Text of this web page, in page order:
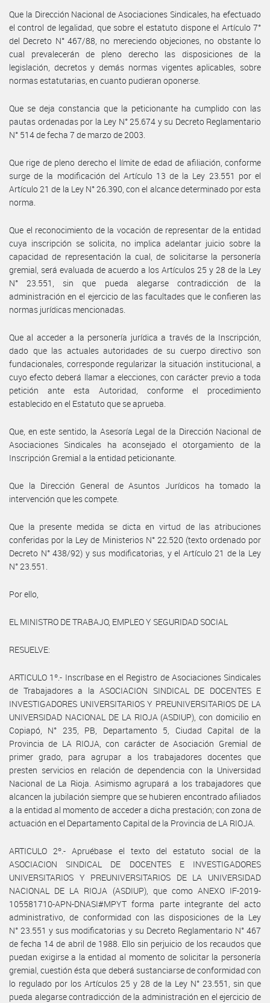
Que la Dirección Nacional de Asociaciones Sindicales, ha efectuado
el control de legalidad, que sobre el estatuto dispone el Artículo 7°
del Decreto N° 467/88, no mereciendo objeciones, no obstante lo
cual prevalecerán de pleno derecho las disposiciones de la
legislación, decretos y demás normas vigentes aplicables, sobre
normas estatutarias, en cuanto pudieran oponerse.
Que se deja constancia que la peticionante ha cumplido con las
pautas ordenadas por la Ley N° 25.674 y su Decreto Reglamentario
N° 514 de fecha 7 de marzo de 2003.
Que rige de pleno derecho el límite de edad de afiliación, conforme
surge de la modificación del Artículo 13 de la Ley 23.551 por el
Artículo 21 de la Ley N° 26.390, con el alcance determinado por esta
norma.
Que el reconocimiento de la vocación de representar de la entidad
cuya inscripción se solicita, no implica adelantar juicio sobre la
capacidad de representación la cual, de solicitarse la personería
gremial, será evaluada de acuerdo a los Artículos 25 y 28 de la Ley
N° 23.551, sin que pueda alegarse contradicción de la
administración en el ejercicio de las facultades que le confieren las
normas jurídicas mencionadas.
Que al acceder a la personería jurídica a través de la Inscripción,
dado que las actuales autoridades de su cuerpo directivo son
fundacionales, corresponde regularizar la situación institucional, a
cuyo efecto deberá llamar a elecciones, con carácter previo a toda
petición ante esta Autoridad, conforme el procedimiento
establecido en el Estatuto que se aprueba.
Que, en este sentido, la Asesoría Legal de la Dirección Nacional de
Asociaciones Sindicales ha aconsejado el otorgamiento de la
Inscripción Gremial a la entidad peticionante.
Que la Dirección General de Asuntos Jurídicos ha tomado la
intervención que les compete.
Que la presente medida se dicta en virtud de las atribuciones
conferidas por la Ley de Ministerios N° 22.520 (texto ordenado por
Decreto N° 438/92) y sus modificatorias, y el Artículo 21 de la Ley
N° 23.551.
Por ello,
EL MINISTRO DE TRABAJO, EMPLEO Y SEGURIDAD SOCIAL
RESUELVE:
ARTICULO 1º.- Inscríbase en el Registro de Asociaciones Sindicales
de Trabajadores a la ASOCIACION SINDICAL DE DOCENTES E
INVESTIGADORES UNIVERSITARIOS Y PREUNIVERSITARIOS DE LA
UNIVERSIDAD NACIONAL DE LA RIOJA (ASDIUP), con domicilio en
Copiapó, N° 235, PB, Departamento 5, Ciudad Capital de la
Provincia de LA RIOJA, con carácter de Asociación Gremial de
primer grado, para agrupar a los trabajadores docentes que
presten servicios en relación de dependencia con la Universidad
Nacional de La Rioja. Asimismo agrupará a los trabajadores que
alcancen la jubilación siempre que se hubieren encontrado afiliados
a la entidad al momento de acceder a dicha prestación; con zona de
actuación en el Departamento Capital de la Provincia de LA RIOJA.
ARTICULO 2º.- Apruébase el texto del estatuto social de la
ASOCIACION SINDICAL DE DOCENTES E INVESTIGADORES
UNIVERSITARIOS Y PREUNIVERSITARIOS DE LA UNIVERSIDAD
NACIONAL DE LA RIOJA (ASDIUP), que como ANEXO IF-2019-
105581710-APN-DNASI#MPYT forma parte integrante del acto
administrativo, de conformidad con las disposiciones de la Ley
N° 23.551 y sus modificatorias y su Decreto Reglamentario N° 467
de fecha 14 de abril de 1988. Ello sin perjuicio de los recaudos que
puedan exigirse a la entidad al momento de solicitar la personería
gremial, cuestión ésta que deberá sustanciarse de conformidad con
lo regulado por los Artículos 25 y 28 de la Ley N° 23.551, sin que
pueda alegarse contradicción de la administración en el ejercicio de